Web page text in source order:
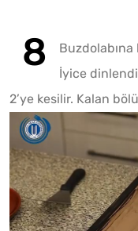
İyice
2’ye kesilir. Kalan